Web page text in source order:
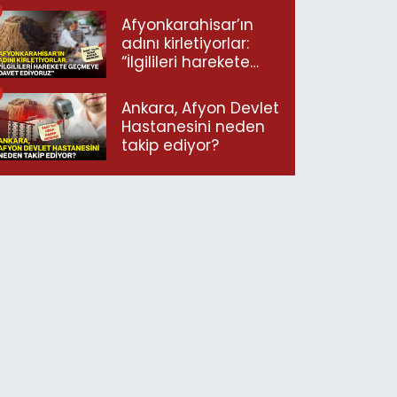
Afyonkarahisar’ın
adını kirletiyorlar:
“İlgilileri harekete
ediyoruz”
Ankara, Afyon Devlet
Hastanesini neden
takip ediyor?